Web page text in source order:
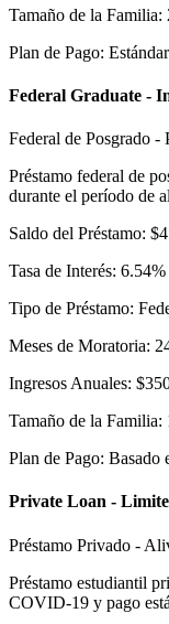
Tamaño de la Familia:
Plan de Pago: Estándar
Federal Graduate -
Federal de Posgrado -
Préstamo federal de
durante el período de
Saldo del Préstamo: $
Tasa de Interés: 6.54%
Tipo de Préstamo:
Meses de Moratoria:
Ingresos Anuales: $
Tamaño de la Familia:
Plan de Pago: Basado
Private Loan -
Préstamo Privado -
Préstamo estudiantil
COVID-19 y pago